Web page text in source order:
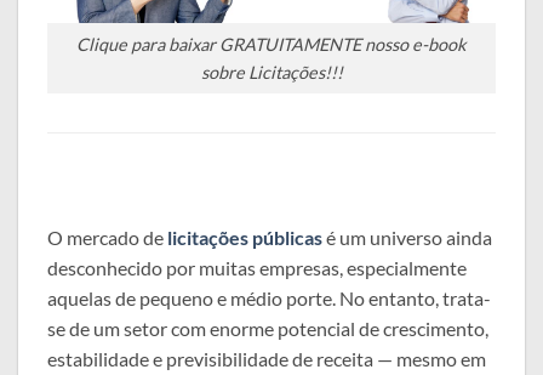
Clique para baixar GRATUITAMENTE nosso e-book
sobre Licitações!!!
O mercado de licitações públicasé um universo ainda
desconhecido por muitas empresas, especialmente
aquelas de pequeno e médio porte. No entanto, trata-
se de um setor com enorme potencial de crescimento,
estabilidade e previsibilidade de receita — mesmo em